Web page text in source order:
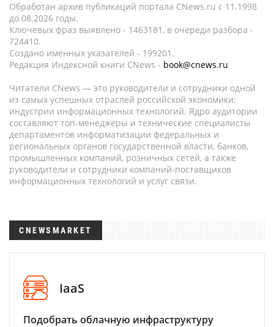
Обработан архив публикаций портала CNews.ru c 11.1998
до 08.2026 годы.
Ключевых фраз выявлено - 1463181, в очереди разбора -
724410.
Создано именных указателей - 199201.
Редакция Индексной книги CNews - book@cnews.ru
Читатели CNews — это руководители и сотрудники одной
из самых успешных отраслей российской экономики:
индустрии информационных технологий. Ядро аудитории
составляют топ-менеджеры и технические специалисты
департаментов информатизации федеральных и
региональных органов государственной власти, банков,
промышленных компаний, розничных сетей, а также
руководители и сотрудники компаний-поставщиков
информационных технологий и услуг связи.
CNEWSMARKET
IaaS
Подобрать облачную инфраструктуру